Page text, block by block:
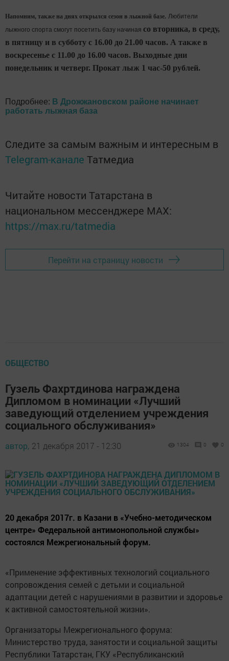
Напомним, также на днях открылся сезон в лыжной базе. Любители
лыжного спорта смогут посетить базу начиная со вторника, в среду,
в пятницу и в субботу с 16.00 до 21.00 часов. А также в
воскресенье с 11.00 до 16.00 часов. Выходные дни
понедельник и четверг. Прокат лыж 1 час-50 рублей.
Подробнее: В Дрожжановском районе начинает
работать лыжная база
Следите за самым важным и интересным в
Telegram-канале Татмедиа
Читайте новости Татарстана в
национальном мессенджере MАХ:
https://max.ru/tatmedia
Перейти на страницу новости
ОБЩЕСТВО
Гузель Фахртдинова награждена
Дипломом в номинации «Лучший
заведующий отделением учреждения
социального обслуживания»
автор, 21 декабря 2017 - 12:30 1304 0 0
20 декабря 2017г. в Казани в «Учебно-методическом
центре» Федеральной антимонопольной службы»
состоялся Межрегиональный форум.
«Применение эффективных технологий социального
сопровождения семей с детьми и социальной
адаптации детей с нарушениями в развитии и здоровье
к активной самостоятельной жизни».
Организаторы Межрегионального форума:
Министерство труда, занятости и социальной защиты
Республики Татарстан, ГКУ «Республиканский